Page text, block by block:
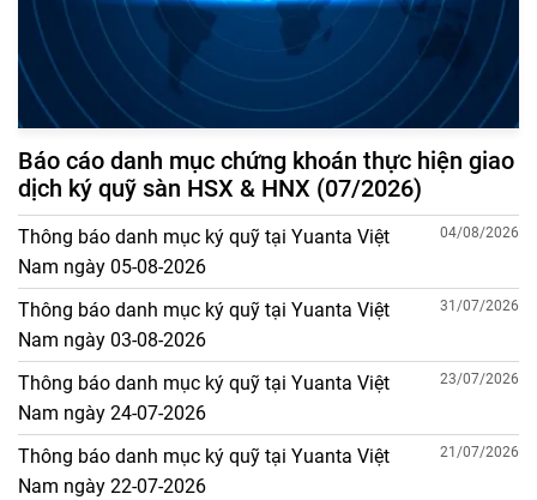
Báo cáo danh mục chứng khoán thực hiện giao
dịch ký quỹ sàn HSX & HNX (07/2026)
Thông báo danh mục ký quỹ tại Yuanta Việt
Nam ngày 05-08-2026
04/08/2026
Thông báo danh mục ký quỹ tại Yuanta Việt
Nam ngày 03-08-2026
31/07/2026
Thông báo danh mục ký quỹ tại Yuanta Việt
Nam ngày 24-07-2026
23/07/2026
Thông báo danh mục ký quỹ tại Yuanta Việt
Nam ngày 22-07-2026
21/07/2026